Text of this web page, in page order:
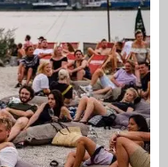
met cultuur en
Amsterdam Noord, op
een stadsstrand...